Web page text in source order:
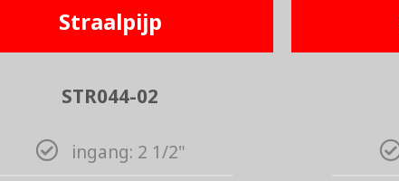
Straalpijp
STR044-02
ingang: 2 1/2"